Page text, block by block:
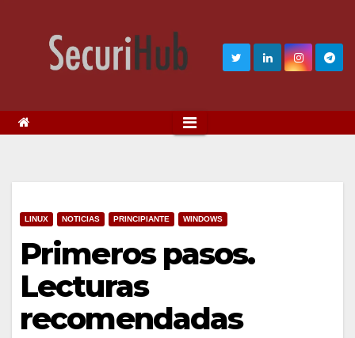
LINUX NOTICIAS PRINCIPIANTE WINDOWS
Primeros pasos.
Lecturas
recomendadas